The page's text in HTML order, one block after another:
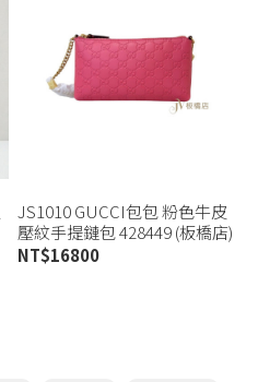
JS1010 GUCCI包包 粉色牛皮
壓紋手提鏈包 428449 (板橋店)
NT$16800